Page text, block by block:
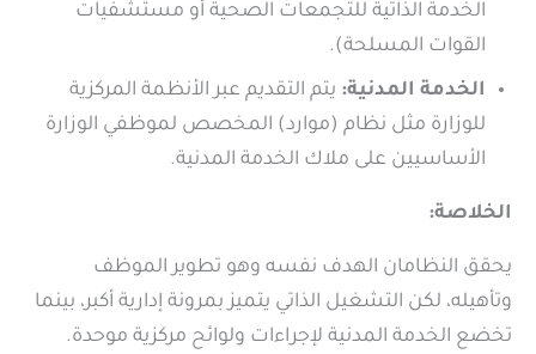
الخدمة الذاتية للتجمعات الصحية أو مستشفيات
القوات المسلحة).
الخدمة المدنية: يتم التقديم عبر الأنظمة المركزية
للوزارة مثل نظام (موارد) المخصص لموظفي الوزارة
الأساسيين على ملاك الخدمة المدنية.
الخلاصة:
يحقق النظامان الهدف نفسه وهو تطوير الموظف
وتأهيله، لكن التشغيل الذاتي يتميز بمرونة إدارية أكبر، بينما
تخضع الخدمة المدنية لإجراءات ولوائح مركزية موحدة.